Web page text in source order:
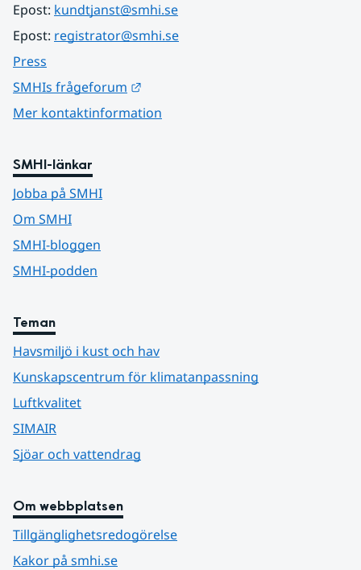
Epost: kundtjanst@smhi.se
Epost: registrator@smhi.se
Press
SMHIs frågeforum
Mer kontaktinformation
SMHI-länkar
Jobba på SMHI
Om SMHI
SMHI-bloggen
SMHI-podden
Teman
Havsmiljö i kust och hav
Kunskapscentrum för klimatanpassning
Luftkvalitet
SIMAIR
Sjöar och vattendrag
Om webbplatsen
Tillgänglighetsredogörelse
Kakor på smhi.se